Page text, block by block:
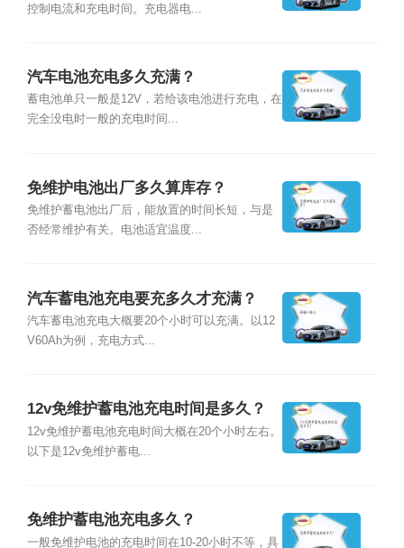
控制电流和充电时间。充电器电...
汽车电池充电多久充满？
蓄电池单只一般是12V，若给该电池进行充电，在
完全没电时一般的充电时间...
免维护电池出厂多久算库存？
免维护蓄电池出厂后，能放置的时间长短，与是
否经常维护有关。电池适宜温度...
汽车蓄电池充电要充多久才充满？
汽车蓄电池充电大概要20个小时可以充满。以12
V60Ah为例，充电方式...
12v免维护蓄电池充电时间是多久？
12v免维护蓄电池充电时间大概在20个小时左右。
以下是12v免维护蓄电...
免维护蓄电池充电多久？
一般免维护电池的充电时间在10-20小时不等，具